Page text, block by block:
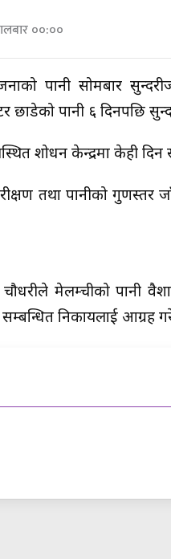
००:००
पानी सोमबार
छाडेको पानी ६ दिनपछि
प्रशोधन केन्द्रमा केही
परीक्षण तथा पानीको
चौधरीले मेलम्चीको
निकायलाई आग्रह